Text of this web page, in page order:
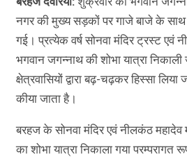
नगर की मुख्य सड़कों पर गाजे बाजे के साथ
गई। प्रत्येक वर्ष सोनवा मंदिर ट्रस्ट एवं
भगवान जगन्नाथ की शोभा यात्रा
क्षेत्रवासियों द्वारा बढ़-चढ़कर हिस्सा
कीया जाता है।
बरहज के सोनवा मंदिर एवं नीलकंठ महादेव
का शोभा यात्रा निकाला गया परम्परागत